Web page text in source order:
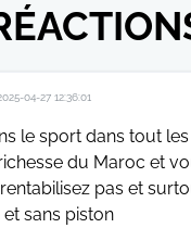
04-27 12:36:01
le sport dans tout
du Maroc et
pas et
sans piston